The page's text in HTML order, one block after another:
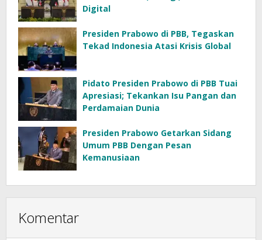
Digital
Presiden Prabowo di PBB, Tegaskan
Tekad Indonesia Atasi Krisis Global
Pidato Presiden Prabowo di PBB Tuai
Apresiasi; Tekankan Isu Pangan dan
Perdamaian Dunia
Presiden Prabowo Getarkan Sidang
Umum PBB Dengan Pesan
Kemanusiaan
Komentar